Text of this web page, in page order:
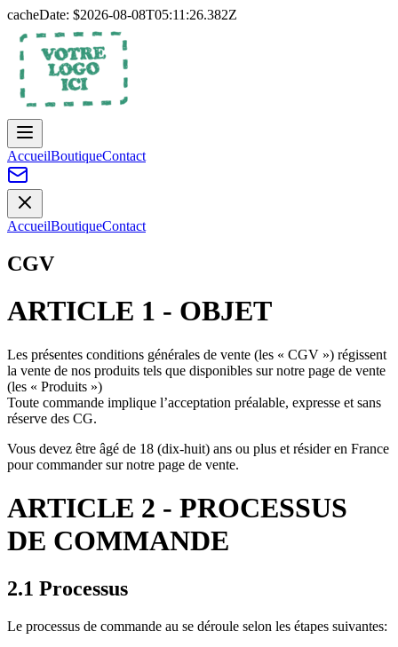
cacheDate: $2026-08-08T05:11:26.382Z
AccueilBoutiqueContact
AccueilBoutiqueContact
CGV
ARTICLE 1 - OBJET
Les présentes conditions générales de vente (les « CGV ») régissent
la vente de nos produits tels que disponibles sur notre page de vente
(les « Produits »)
Toute commande implique l’acceptation préalable, expresse et sans
réserve des CG.
Vous devez être âgé de 18 (dix-huit) ans ou plus et résider en France
pour commander sur notre page de vente.
ARTICLE 2 - PROCESSUS
DE COMMANDE
2.1 Processus
Le processus de commande au se déroule selon les étapes suivantes: